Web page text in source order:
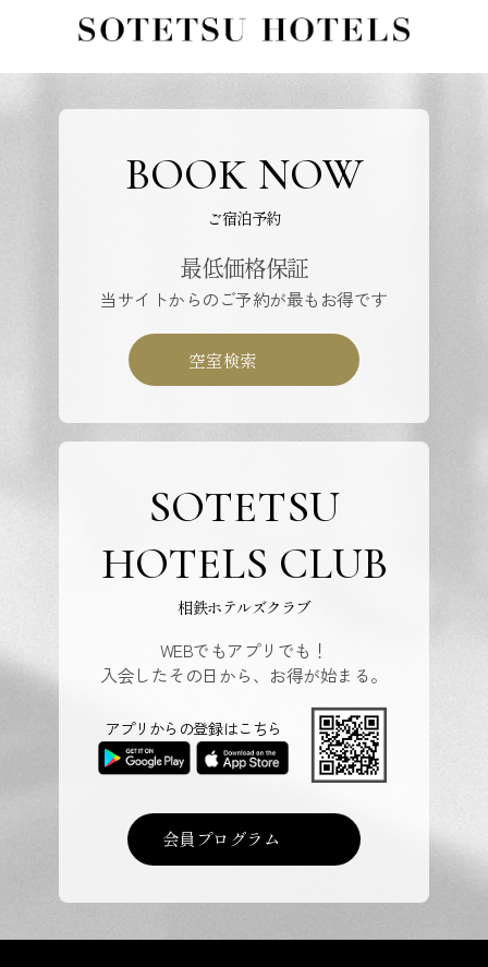
BOOK NOW
ご宿泊予約
最低価格保証
当サイトからのご予約が最もお得です
空室検索
SOTETSU
HOTELS CLUB
相鉄ホテルズクラブ
WEBでもアプリでも！
入会したその日から、お得が始まる。
会員プログラム
アプリからの登録はこちら